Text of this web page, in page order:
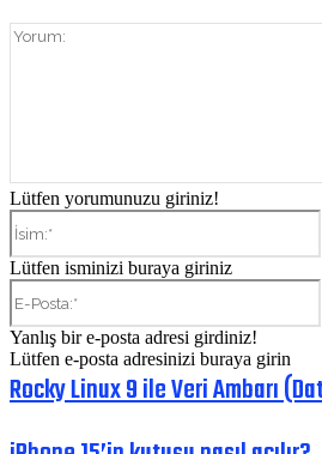
Lütfen yorumunuzu giriniz!
Lütfen isminizi buraya giriniz
Yanlış bir e-posta adresi girdiniz!
Lütfen e-posta adresinizi buraya girin
Rocky Linux 9 ile Veri Ambarı